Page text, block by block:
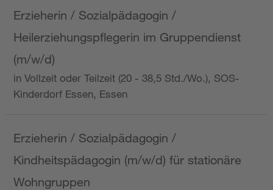
Erzieherin / Sozialpädagogin /
Heilerziehungspflegerin im Gruppendienst
(m/w/d)
in Vollzeit oder Teilzeit (20 - 38,5 Std./Wo.), SOS-
Kinderdorf Essen, Essen
Erzieherin / Sozialpädagogin /
Kindheitspädagogin (m/w/d) für stationäre
Wohngruppen